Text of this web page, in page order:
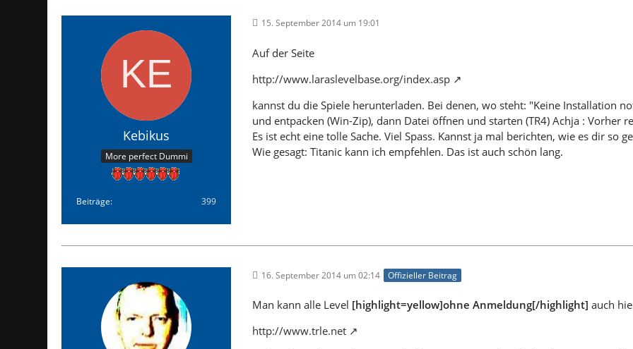
Kebikus
More perfect Dummi
Beiträge 399
15. September 2014 um 19:01
Auf der Seite
http://www.laraslevelbase.org/index.asp
kannst du die Spiele herunterladen. Bei denen, wo steht: "Keine Installation
und entpacken (Win-Zip), dann Datei öffnen und starten (TR4) Achja : Vorher
Es ist echt eine tolle Sache. Viel Spass. Kannst ja mal berichten, wie es dir so
Wie gesagt: Titanic kann ich empfehlen. Das ist auch schön lang.
16. September 2014 um 02:14 Offizieller Beitrag
Man kann alle Level [highlight=yellow]ohne Anmeldung[/highlight] auch
http://www.trle.net